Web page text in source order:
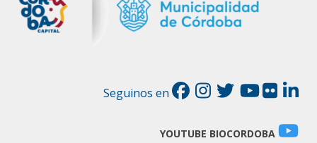
Seguinos en
YOUTUBE BIOCORDOBA